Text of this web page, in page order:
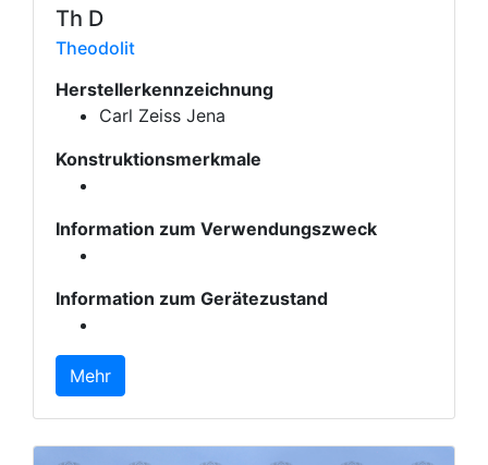
Th D
Theodolit
Herstellerkennzeichnung
Carl Zeiss Jena
Konstruktionsmerkmale
Information zum Verwendungszweck
Information zum Gerätezustand
Mehr